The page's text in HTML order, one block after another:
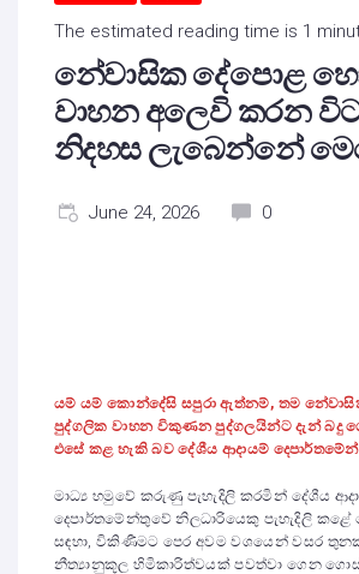
The estimated reading time is 1
නේවාසික දේපොළ
වාහන අලෙවි කරන
නිදහස ලැබෙන්නේ
June 24, 2026 0
යම් යම් කොන්දේසි සපුරා ඇත්නම්, තම
පුද්ගලික වාහන විකුණන පුද්ගලයින්ට දැන් බදු
එසේ කළ හැකි බව දේශීය ආදායම්
මාධ්‍ය හමුවේ කරුණු පැහැදිලි කරමින් දේශීය
දෙපාර්තමේන්තුවේ නිලධාරියෙකු පැහැදිලි කළේ
සඳහා, විකිණීමට පෙර අවම වශයෙන් වසර
නීත්‍යානුකූල හිමිකාරිත්වයක් පවත්වා ගෙන